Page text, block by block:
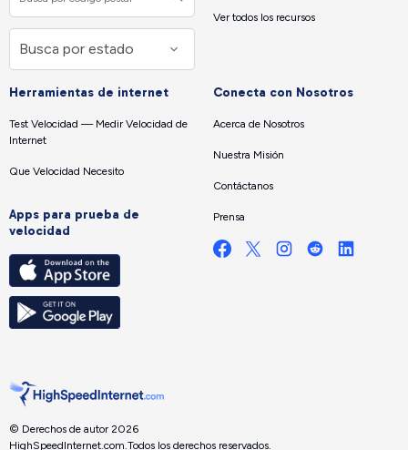
Ver todos los recursos
Herramientas de internet
Test Velocidad — Medir Velocidad de
Internet
Que Velocidad Necesito
Apps para prueba de
velocidad
Conecta con Nosotros
Acerca de Nosotros
Nuestra Misión
Contáctanos
Prensa
© Derechos de autor 2026
HighSpeedInternet.com. Todos los derechos reservados.